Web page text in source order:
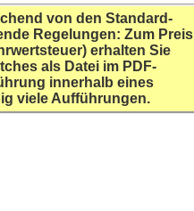
von den Standard-
Regelungen: Zum Preis
erhalten Sie
als Datei im PDF-
innerhalb eines
viele Aufführungen.